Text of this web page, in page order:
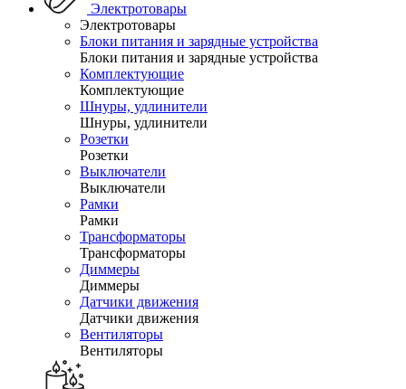
Электротовары
Электротовары
Блоки питания и зарядные устройства
Блоки питания и зарядные устройства
Комплектующие
Комплектующие
Шнуры, удлинители
Шнуры, удлинители
Розетки
Розетки
Выключатели
Выключатели
Рамки
Рамки
Трансформаторы
Трансформаторы
Диммеры
Диммеры
Датчики движения
Датчики движения
Вентиляторы
Вентиляторы